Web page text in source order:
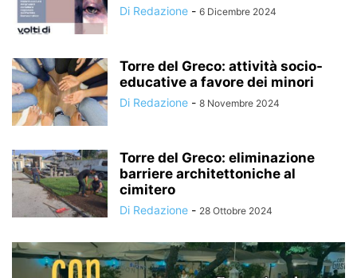
Di Redazione - 6 Dicembre 2024
Torre del Greco: attività socio-
educative a favore dei minori
Di Redazione - 8 Novembre 2024
Torre del Greco: eliminazione
barriere architettoniche al
cimitero
Di Redazione - 28 Ottobre 2024